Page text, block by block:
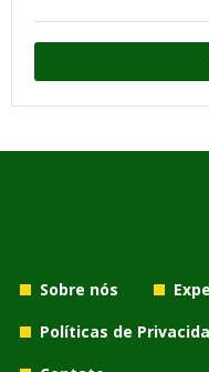
Sobre nós
Políticas de